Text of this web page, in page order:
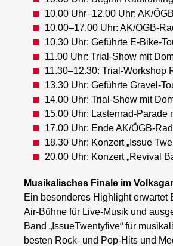
10.00 Uhr–12.00 Uhr: AK/
10.00–17.00 Uhr: AK/ÖGB-
10.30 Uhr: Geführte E-Bike-
11.00 Uhr: Trial-Show mit
11.30–12.30: Trial-Workshop
13.30 Uhr: Geführte Gravel-
14.00 Uhr: Trial-Show mit
15.00 Uhr: Lastenrad-Parade
17.00 Uhr: Ende AK/ÖGB-
18.30 Uhr: Konzert „Issue
20.00 Uhr: Konzert „Revival
Musikalisches Finale im
Ein besonderes Highlight erwartet
Air-Bühne für Live-Musik und
Band „IssueTwentyfive“ für
besten Rock- und Pop-Hits und